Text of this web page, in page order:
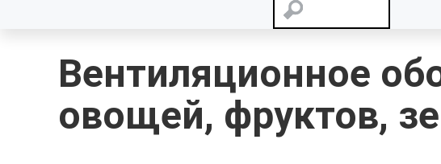
Вентиляционное
овощей, фруктов,